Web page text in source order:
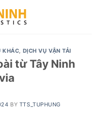
KHÁC, DỊCH VỤ VẬN TẢI
từ Tây Ninh
BY TTS_TUPHUNG